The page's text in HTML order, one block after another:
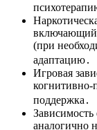
включающий
(при
адаптацию․
Игровая
когнитивно-
поддержка․
аналогично